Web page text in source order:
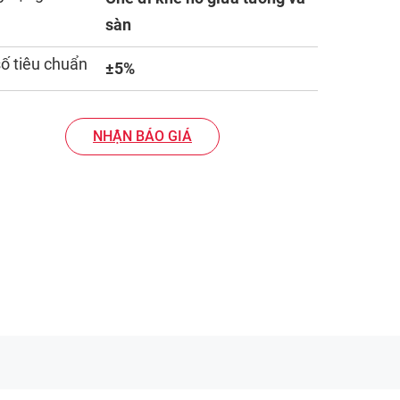
sàn
tiêu chuẩn ±5%
NHẬN BÁO GIÁ